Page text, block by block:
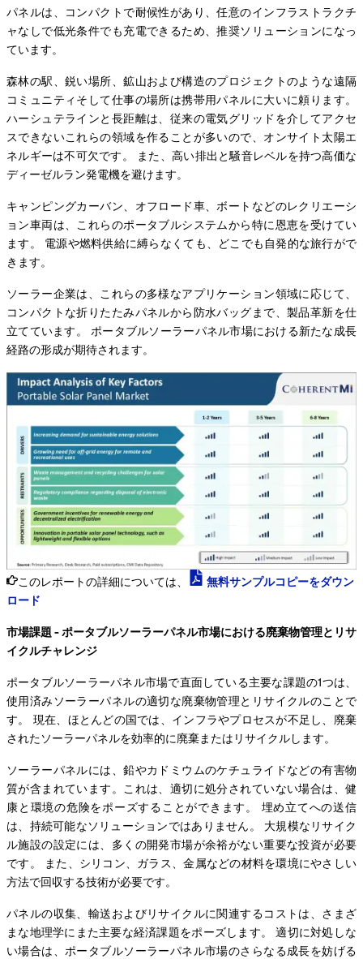
パネルは、コンパクトで耐候性があり、任意のインフラストラクチ
ャなしで低光条件でも充電できるため、推奨ソリューションになっ
ています。
森林の駅、鋭い場所、鉱山および構造のプロジェクトのような遠隔
コミュニティそして仕事の場所は携帯用パネルに大いに頼ります。
ハーシュテラインと長距離は、従来の電気グリッドを介してアクセ
スできないこれらの領域を作ることが多いので、オンサイト太陽エ
ネルギーは不可欠です。 また、高い排出と騒音レベルを持つ高価な
ディーゼルラン発電機を避けます。
キャンピングカーバン、オフロード車、ボートなどのレクリエーシ
ョン車両は、これらのポータブルシステムから特に恩恵を受けてい
ます。 電源や燃料供給に縛らなくても、どこでも自発的な旅行がで
きます。
ソーラー企業は、これらの多様なアプリケーション領域に応じて、
コンパクトな折りたたみパネルから防水バッグまで、製品革新を仕
立てています。 ポータブルソーラーパネル市場における新たな成長
経路の形成が期待されます。
このレポートの詳細については、
無料サンプルコピーをダウン
ロード
市場課題 - ポータブルソーラーパネル市場における廃棄物管理とリサ
イクルチャレンジ
ポータブルソーラーパネル市場で直面している主要な課題の1つは、
使用済みソーラーパネルの適切な廃棄物管理とリサイクルのことで
す。 現在、ほとんどの国では、インフラやプロセスが不足し、廃棄
されたソーラーパネルを効率的に廃棄またはリサイクルします。
ソーラーパネルには、鉛やカドミウムのケチュライドなどの有害物
質が含まれています。これは、適切に処分されていない場合は、健
康と環境の危険をポーズすることができます。 埋め立てへの送信
は、持続可能なソリューションではありません。 大規模なリサイク
ル施設の設定には、多くの開発市場が余裕がない重要な投資が必要
です。 また、シリコン、ガラス、金属などの材料を環境にやさしい
方法で回収する技術が必要です。
パネルの収集、輸送およびリサイクルに関連するコストは、さまざ
まな地理学にまた主要な経済課題をポーズします。 適切に対処しな
い場合は、ポータブルソーラーパネル市場のさらなる成長を妨げる